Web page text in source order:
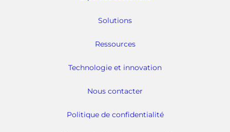
Solutions
Ressources
Technologie et innovation
Nous contacter
Politique de confidentialité